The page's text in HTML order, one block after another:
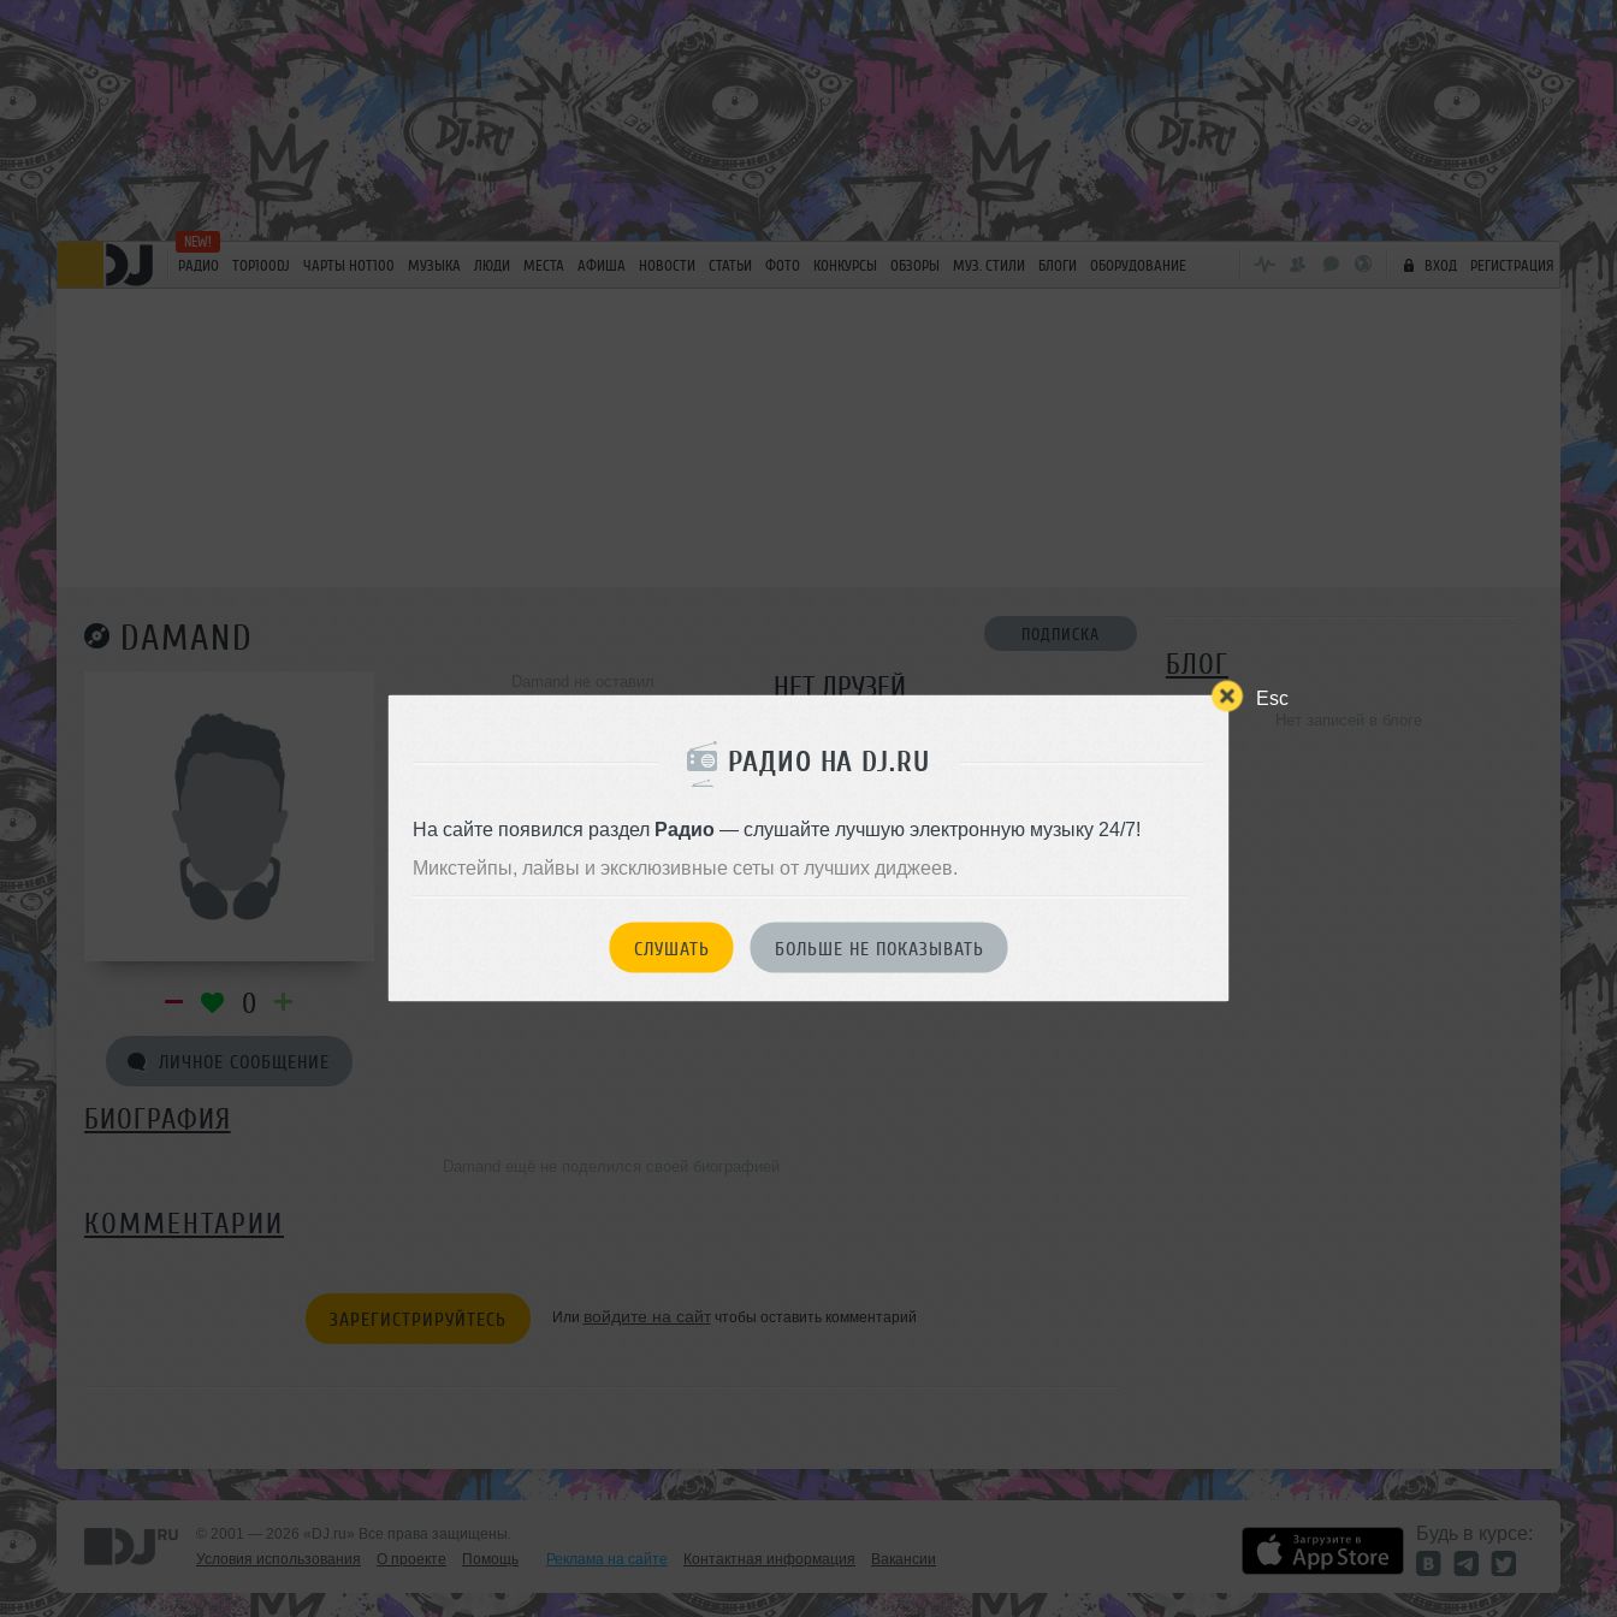
Esc
РАДИО НА DJ.RU
На сайте появился раздел Радио— слушайте лучшую электронную музыку 24/7!
Микстейпы, лайвы и эксклюзивные сеты от лучших диджеев.
СЛУШАТЬ БОЛЬШЕ НЕ ПОКАЗЫВАТЬ
РАДИО TOP100DJ ЧАРТЫ HOT100 МУЗЫКА ЛЮДИ МЕСТА АФИША НОВОСТИ СТАТЬИ ФОТО КОНКУРСЫ ОБЗОРЫ МУЗ. СТИЛИ БЛОГИ ОБОРУДОВАНИЕ ВХОД РЕГИСТРАЦИЯ
DAMAND ПОДПИСКА
0
ЛИЧНОЕ СООБЩЕНИЕ
НЕТ ДРУЗЕЙ
БИОГРАФИЯ
КОММЕНТАРИИ
ЗАРЕГИСТРИРУЙТЕСЬ Или войдите на сайтчтобы оставить комментарий
БЛОГ
© 2001 — 2026 «DJ.ru» Все права защищены.
Условия использования
О проекте Помощь Реклама на сайте Контактная информация Вакансии
Будь в курсе: